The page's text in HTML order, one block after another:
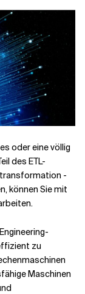
oder eine völlig
des ETL-
-
können Sie mit
zu
Maschinen